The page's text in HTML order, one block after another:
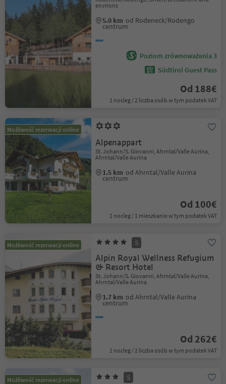
environs
5.0 km od Rodeneck/Rodengo
centrum
Poziom zrównoważenia 3
Südtirol Guest Pass
Od 188€
1 nocleg / 2 liczba osób w tym podatek VAT
Możliwość rezerwacji online
Alpenappart
St. Johann/S. Giovanni, Ahrntal/Valle Aurina,
Ahrntal/Valle Aurina
1.5 km od Ahrntal/Valle Aurina
centrum
Od 100€
1 nocleg / 1 mieszkanie w tym podatek VAT
Możliwość rezerwacji online S
Alpin Royal Wellness Refugium
& Resort Hotel
St. Johann/S. Giovanni, Ahrntal/Valle Aurina,
Ahrntal/Valle Aurina
1.7 km od Ahrntal/Valle Aurina
centrum
Od 262€
1 nocleg / 2 liczba osób w tym podatek VAT
Możliwość rezerwacji online S